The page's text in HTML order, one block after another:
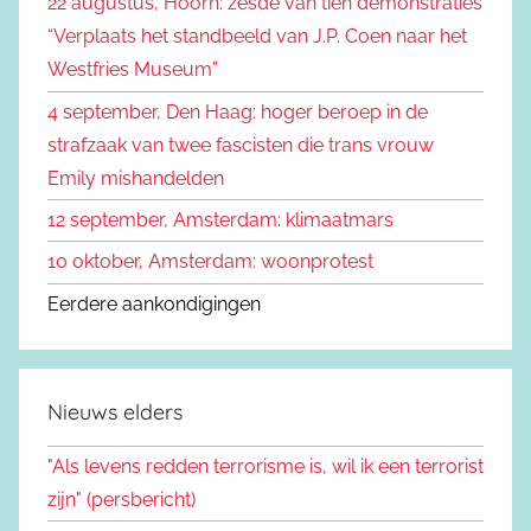
r
:
e
n
“Verplaats het standbeeld van J.P. Coen naar het
Westfries Museum”
4 september, Den Haag: hoger beroep in de
strafzaak van twee fascisten die trans vrouw
Emily mishandelden
12 september, Amsterdam: klimaatmars
10 oktober, Amsterdam: woonprotest
Eerdere aankondigingen
Nieuws elders
"Als levens redden terrorisme is, wil ik een terrorist
zijn" (persbericht)